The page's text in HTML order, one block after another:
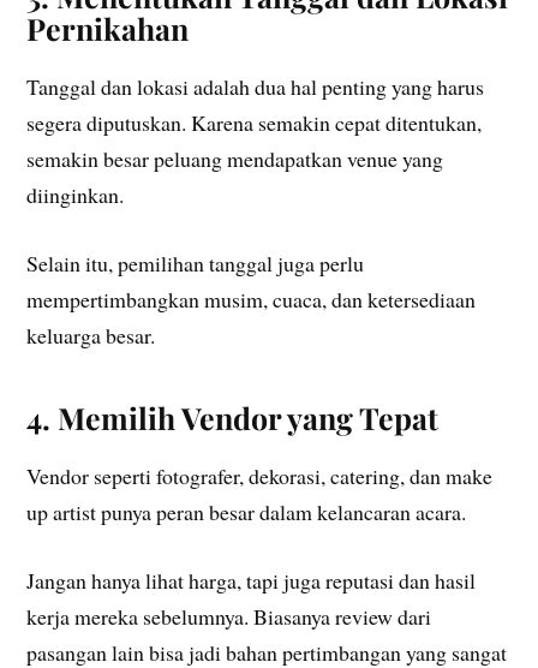
Pernikahan
Tanggal dan lokasi adalah dua hal penting yang harus
segera diputuskan. Karena semakin cepat ditentukan,
semakin besar peluang mendapatkan venue yang
diinginkan.
Selain itu, pemilihan tanggal juga perlu
mempertimbangkan musim, cuaca, dan ketersediaan
keluarga besar.
4. Memilih Vendor yang Tepat
Vendor seperti fotografer, dekorasi, catering, dan make
up artist punya peran besar dalam kelancaran acara.
Jangan hanya lihat harga, tapi juga reputasi dan hasil
kerja mereka sebelumnya. Biasanya review dari
pasangan lain bisa jadi bahan pertimbangan yang sangat